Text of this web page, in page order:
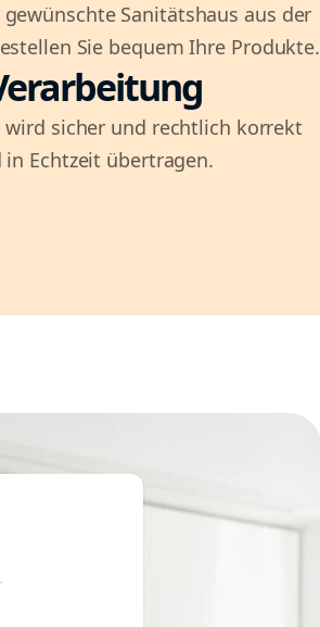
gewünschte Sanitätshaus aus der
Sie bequem Ihre Produkte.
sicher und rechtlich korrekt
Echtzeit übertragen.